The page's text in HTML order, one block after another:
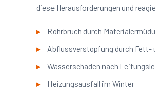
diese Herausforderungen und
Rohrbruch durch
Abflussverstopfung durch Fett-
Wasserschaden nach
Heizungsausfall im Winter